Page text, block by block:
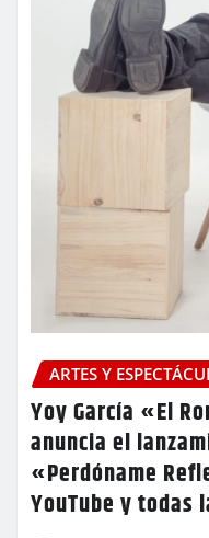
ARTES Y
​Yoy García «El
anuncia el
«Perdóname
YouTube y